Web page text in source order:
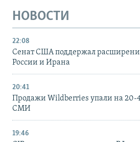
НОВОСТИ
22:08
Сенат США поддержал
России и Ирана
20:41
Продажи Wildberries упали на 20-
СМИ
19:46